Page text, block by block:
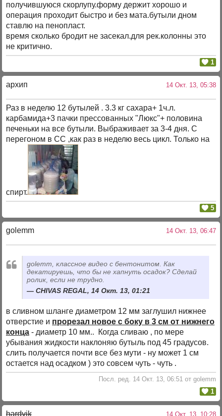
получившуюся скорлупу.форму держит хорошо и
операция проходит быстро и без мата.бутыли дном
ставлю на пенопласт.
время сколько бродит не засекал.для рек.колонны это
не критично.
1
архип 14 Окт. 13, 05:38
Раз в неделю 12 бутылей . 3.3 кг сахара+ 1ч.л.
карбамида+3 пачки прессованных "Люкс"+ половина
печеньки на все бутыли. Выбраживает за 3-4 дня. С
перегоном в СС ,как раз в неделю весь цикл. Только на
спирт.
5
golemm 14 Окт. 13, 06:47
golemm, классное видео с бентонитом. Как
декатируешь, что бы не хапнуть осадок? Сделай
ролик, если не трудно.
CHIVAS REGAL, 14 Окт. 13, 01:21
в сливном шланге диаметром 12 мм заглушил нижнее
отверстие и прорезал новое с боку в 3 см от нижнего
конца - диаметр 10 мм.. Когда сливаю , по мере
убывания жидкости наклоняю бутыль под 45 градусов.
слить получается почти все без мути - ну может 1 см
остается над осадком ) это совсем чуть - чуть .
Посл. ред. 14 Окт. 13, 06:51 от golemm
1
hardvik 14 Окт. 13, 10:28